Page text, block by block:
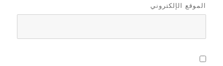
الموقع الإلكتروني